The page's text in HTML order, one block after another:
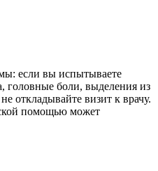
если вы испытываете
головные боли, выделения из
откладывайте визит к врачу.
помощью может